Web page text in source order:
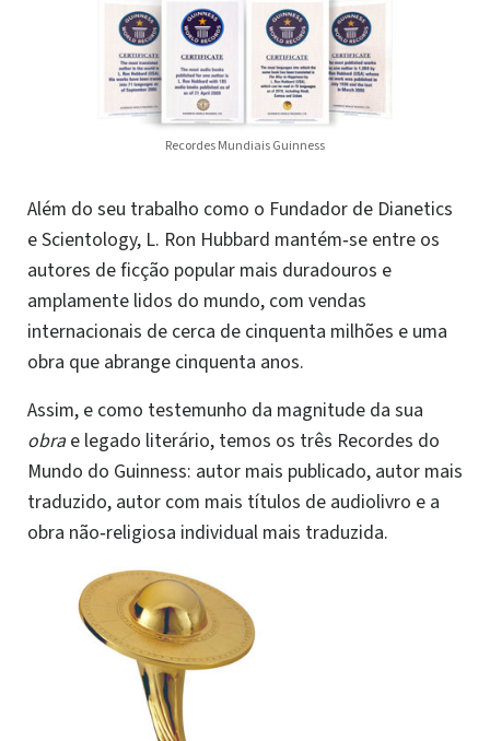
Recordes Mundiais Guinness
Além do seu trabalho como o Fundador de Dianetics
e Scientology, L. Ron Hubbard mantém‑se entre os
autores de ficção popular mais duradouros e
amplamente lidos do mundo, com vendas
internacionais de cerca de cinquenta milhões e uma
obra que abrange cinquenta anos.
Assim, e como testemunho da magnitude da sua
obra e legado literário, temos os três Recordes do
Mundo do Guinness: autor mais publicado, autor mais
traduzido, autor com mais títulos de audiolivro e a
obra não‑religiosa individual mais traduzida.